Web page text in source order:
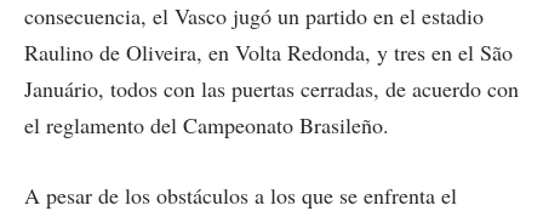
consecuencia, el Vasco jugó un partido en el estadio
Raulino de Oliveira, en Volta Redonda, y tres en el São
Januário, todos con las puertas cerradas, de acuerdo con
el reglamento del Campeonato Brasileño.
A pesar de los obstáculos a los que se enfrenta el